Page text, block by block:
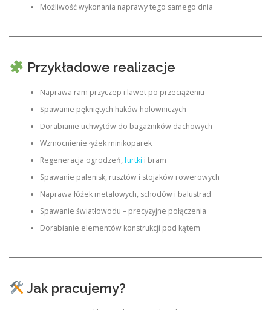
Możliwość wykonania naprawy tego samego dnia
Przykładowe realizacje
Naprawa ram przyczep i lawet po przeciążeniu
Spawanie pękniętych haków holowniczych
Dorabianie uchwytów do bagażników dachowych
Wzmocnienie łyżek minikoparek
Regeneracja ogrodzeń,furtki i bram
Spawanie palenisk, rusztów i stojaków rowerowych
Naprawa łóżek metalowych, schodów i balustrad
Spawanie światłowodu – precyzyjne połączenia
Dorabianie elementów konstrukcji pod kątem
Jak pracujemy?